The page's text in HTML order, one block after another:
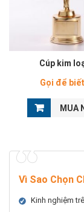
Cúp kim
Gọi để
MUA
Vì Sao Chọn
Kinh nghiệm